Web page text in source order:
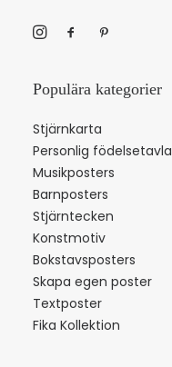
Populära kategorier
Stjärnkarta
Personlig födelsetavla
Musikposters
Barnposters
Stjärntecken
Konstmotiv
Bokstavsposters
Skapa egen poster
Textposter
Fika Kollektion